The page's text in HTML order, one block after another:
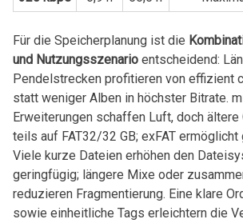
Für‍ die Speicherplanung‍ ist die
und Nutzungsszenarioentscheidend:
Pendelstrecken profitieren von effizient
statt weniger Alben in höchster Bitrate.
Erweiterungen schaffen Luft, doch
teils auf ⁢FAT32/32 GB; exFAT ermöglicht
Viele⁤ kurze Dateien ⁤erhöhen den
geringfügig; längere Mixe oder
‍reduzieren Fragmentierung. Eine klare
sowie‌ einheitliche Tags erleichtern die